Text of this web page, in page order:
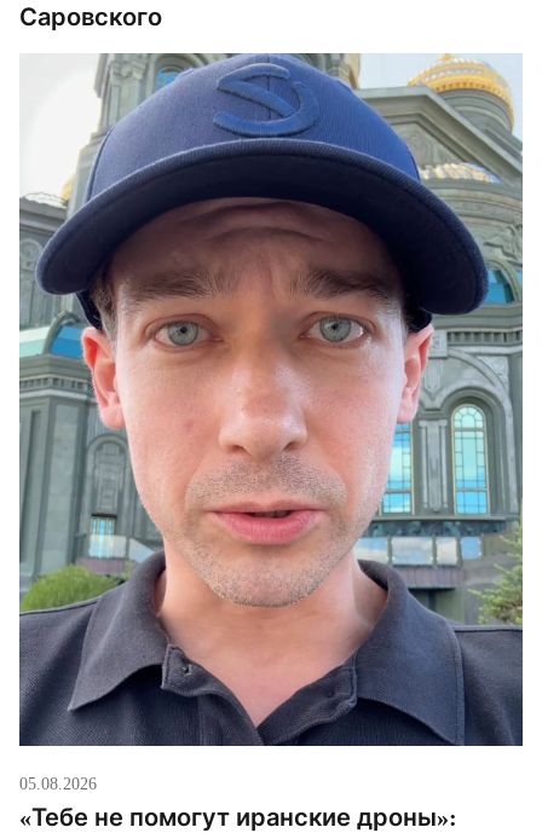
Саровского
05.08.2026
«Тебе не помогут иранские дроны»: